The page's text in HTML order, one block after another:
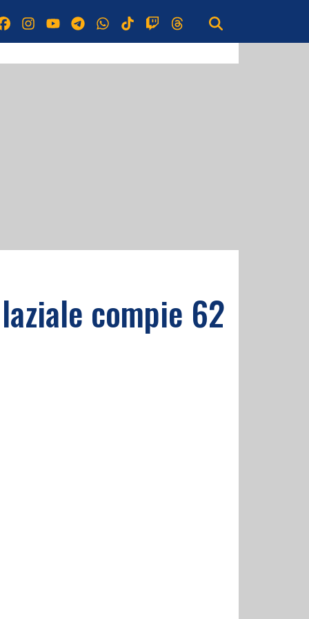
compie 62